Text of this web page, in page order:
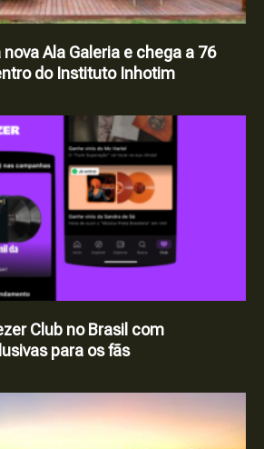
Ala Galeria e chega a 76
do Instituto Inhotim
Club no Brasil com
para os fãs